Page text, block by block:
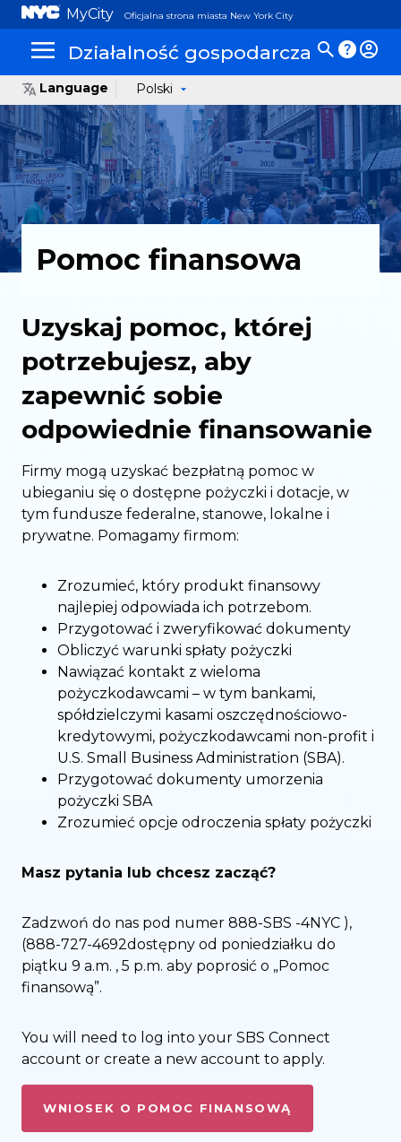
MyCity Oficjalna strona miasta New York City
Działalność gospodarcza
Language Polski
Pomoc finansowa
Uzyskaj pomoc, której
potrzebujesz, aby
zapewnić sobie
odpowiednie finansowanie
Firmy mogą uzyskać bezpłatną pomoc w
ubieganiu się o dostępne pożyczki i dotacje, w
tym fundusze federalne, stanowe, lokalne i
prywatne. Pomagamy firmom:
Zrozumieć, który produkt finansowy
najlepiej odpowiada ich potrzebom.
Przygotować i zweryfikować dokumenty
Obliczyć warunki spłaty pożyczki
Nawiązać kontakt z wieloma
pożyczkodawcami – w tym bankami,
spółdzielczymi kasami oszczędnościowo-
kredytowymi, pożyczkodawcami non-profit i
U.S. Small Business Administration (SBA).
Przygotować dokumenty umorzenia
pożyczki SBA
Zrozumieć opcje odroczenia spłaty pożyczki
Masz pytania lub chcesz zacząć?
Zadzwoń do nas pod numer 888-SBS -4NYC ),
(888-727-4692dostępny od poniedziałku do
piątku 9 a.m. , 5 p.m. aby poprosić o „Pomoc
finansową”.
You will need to log into your SBS Connect
account or create a new account to apply.
WNIOSEK O POMOC FINANSOWĄ